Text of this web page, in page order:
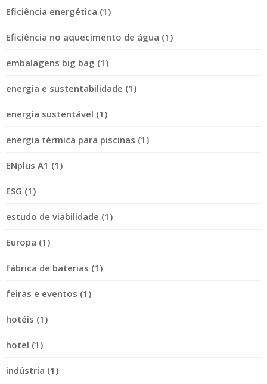
Eficiência energética (1)
Eficiência no aquecimento de água (1)
embalagens big bag (1)
energia e sustentabilidade (1)
energia sustentável (1)
energia térmica para piscinas (1)
ENplus A1 (1)
ESG (1)
estudo de viabilidade (1)
Europa (1)
fábrica de baterias (1)
feiras e eventos (1)
hotéis (1)
hotel (1)
indústria (1)